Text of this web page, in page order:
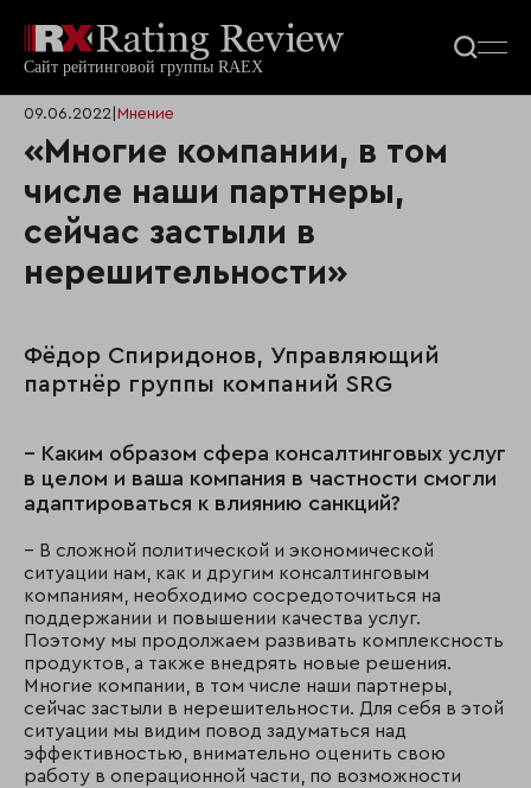
09.06.2022 Мнение
«Многие компании, в том
числе наши партнеры,
сейчас застыли в
нерешительности»
Фёдор Спиридонов, Управляющий
партнёр группы компаний SRG
– Каким образом сфера консалтинговых услуг
в целом и ваша компания в частности смогли
адаптироваться к влиянию санкций?
– В сложной политической и экономической
ситуации нам, как и другим консалтинговым
компаниям, необходимо сосредоточиться на
поддержании и повышении качества услуг.
Поэтому мы продолжаем развивать комплексность
продуктов, а также внедрять новые решения.
Многие компании, в том числе наши партнеры,
сейчас застыли в нерешительности. Для себя в этой
ситуации мы видим повод задуматься над
эффективностью, внимательно оценить свою
работу в операционной части, по возможности